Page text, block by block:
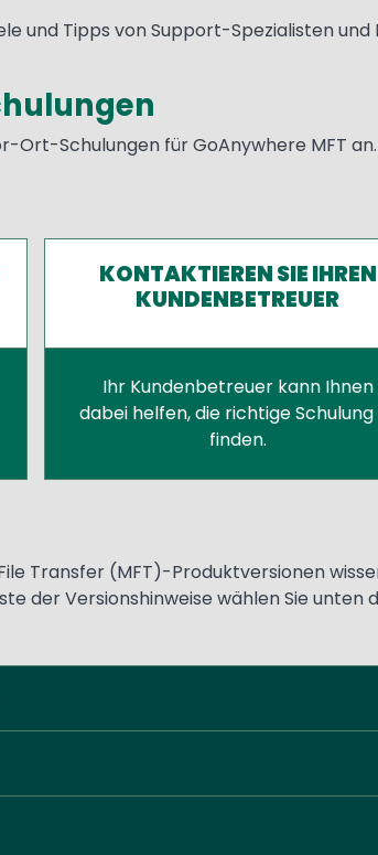
und Tipps von Support-Spezialisten
Ort-Schulungen für GoAnywhere MFT
KONTAKTIEREN SIE IHREN
KUNDENBETREUER
Ihr Kundenbetreuer kann Ihnen
dabei helfen, die richtige Schulung
finden.
Transfer (MFT)-Produktversionen
der Versionshinweise wählen Sie unten